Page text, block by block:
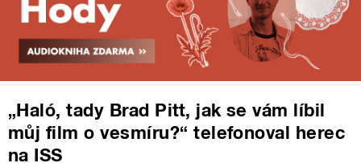
„Haló, tady Brad Pitt, jak se vám líbil
můj film o vesmíru?“ telefonoval herec
na ISS